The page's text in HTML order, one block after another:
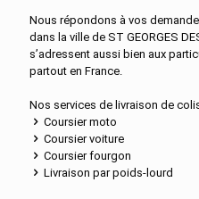
Nous répondons à vos
dans la ville de ST GEORGES
s’adressent aussi bien aux
partout en France.
Nos services de livraison de
Coursier moto
Coursier voiture
Coursier fourgon
Livraison par poids-lourd